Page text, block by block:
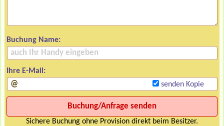
Buchung Name:
Ihre E-Mail:
senden Kopie
Sichere Buchung ohne Provision direkt beim Besitzer.